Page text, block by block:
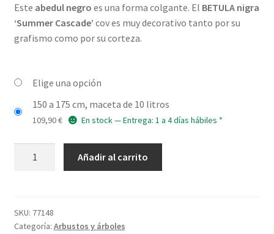
precios:
desde
109,90 €
Este abedul negro es una forma colgante. El BETULA nigra
‘Summer Cascade’ cov es muy decorativo tanto por su
grafismo como por su corteza.
Elige una opción
150 a 175 cm, maceta de 10 litros
109,90€ En stock — Entrega: 1 a 4 días hábiles *
cov
(abedul
Añadir al carrito
SKU: 77148
Categoría: Arbustos y árboles